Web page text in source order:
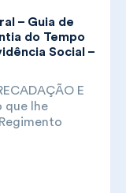
– Guia de
do Tempo
Social –
E
que lhe